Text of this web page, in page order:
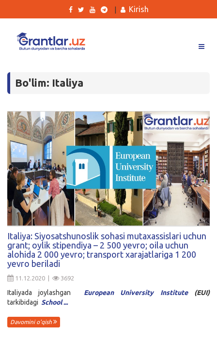
Tanlovlar
Kurslar
Blog
Yana
Qidirish
Kirish
Kirish
Bo'lim: Italiya
Italiya: Siyosatshunoslik sohasi mutaxassislari uchun
grant; oylik stipendiya – 2 500 yevro; oila uchun
alohida 2 000 yevro; transport xarajatlariga 1 200
yevro beriladi
11.12.2020 | 3692
Italiyada joylashgan European University Institute(EUI)
tarkibidagi School ...
Davomini o'qish